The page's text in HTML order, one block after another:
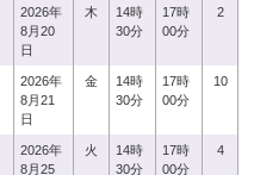
2026年
8月20
日
木
14時
30分
17時
00分
2
2026年
8月21
日
金
14時
30分
17時
00分
10
2026年
8月25
火
14時
30分
17時
00分
4